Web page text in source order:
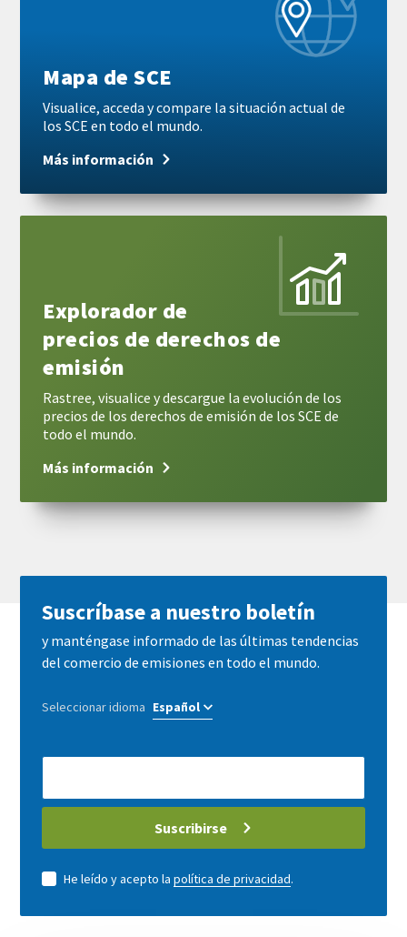
Mapa de SCE
Visualice, acceda y compare la situación actual de
los SCE en todo el mundo.
Más información
Explorador de
precios de derechos de
emisión
Rastree, visualice y descargue la evolución de los
precios de los derechos de emisión de los SCE de
todo el mundo.
Más información
Suscríbase a nuestro boletín
y manténgase informado de las últimas tendencias
del comercio de emisiones en todo el mundo.
Seleccionar idioma
E-
address
Suscribirse
He leído y acepto la política de privacidad.